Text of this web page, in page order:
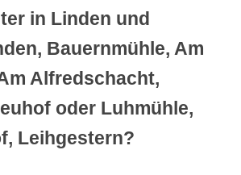
in Linden und
Bauernmühle, Am
Alfredschacht,
oder Luhmühle,
Leihgestern?